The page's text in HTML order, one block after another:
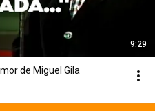
9:29
de Miguel Gila